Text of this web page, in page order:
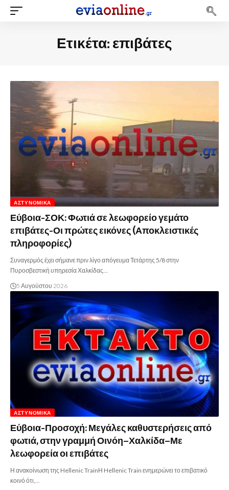
Ετικέτα: επιβάτες
ΑΣΤΥΝΟΜΙΚΆ
Εύβοια-ΣΟΚ: Φωτιά σε λεωφορείο γεμάτο
επιβάτες-Οι πρώτες εικόνες (Αποκλειστικές
πληροφορίες)
Συναγερμός έχει σήμανε πριν λίγο απόγευμα Τετάρτης 5/8 στην
Πυροσβεστική υπηρεσία Χαλκίδας…
5 Αυγούστου 2026
ΑΣΤΥΝΟΜΙΚΆ
Εύβοια-Προσοχή: Μεγάλες καθυστερήσεις από
φωτιά, στην γραμμή Οινόη–Χαλκίδα–Με
λεωφορεία οι επιβάτες
Η ανακοίνωση της Hellenic TrainΗ Hellenic Train ενημερώνει το επιβατικό
κοινό ότι,…